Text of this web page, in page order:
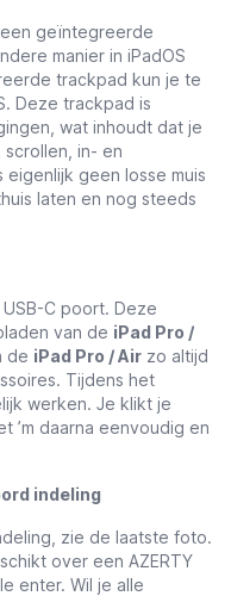
geïntegreerde
manier in iPadOS
trackpad kun je te
Deze trackpad is
wat inhoudt dat je
scrollen, in- en
geen losse muis
laten en nog steeds
C poort. Deze
van de iPad Pro /
de iPad Pro / Air zo altijd
Tijdens het
werken. Je klikt je
’m daarna eenvoudig en
indeling
zie de laatste foto.
over een AZERTY
enter. Wil je alle